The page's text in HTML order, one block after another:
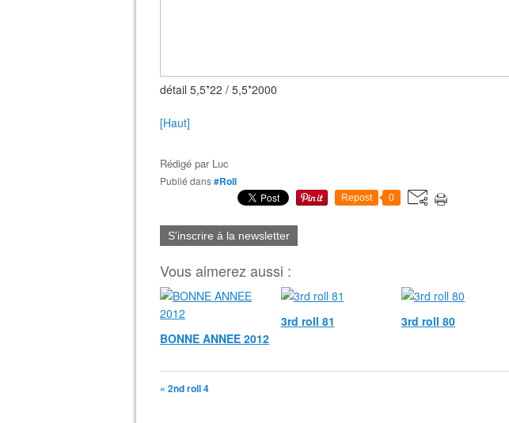
détail 5,5*22 / 5,5*2000
[Haut]
Rédigé par Luc
Publié dans#Roll
Repost 0
S'inscrire à la newsletter
Vous aimerez aussi :
BONNE ANNEE 2012
3rd roll 81 3rd roll 80
« 2nd roll 4